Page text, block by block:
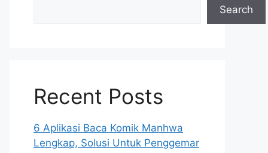
Search
Recent Posts
6 Aplikasi Baca Komik Manhwa
Lengkap, Solusi Untuk Penggemar